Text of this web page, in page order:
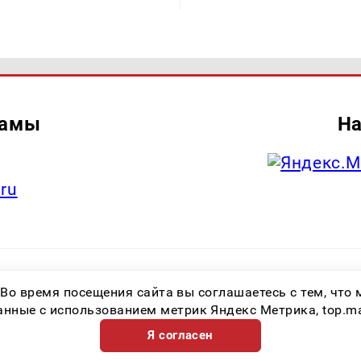
информационной продукции: 16+ Зарегистрировавший орган:
коммуникаций (Роскомнадзор) Регистрационный номер СМИ ЭЛ № ФС
время посещения сайта вы соглашаетесь с тем,
с использованием метрик Яндекс Метрика,
Я согласен